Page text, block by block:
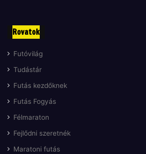
Rovatok
Futóvilág
Tudástár
Futás kezdőknek
Futás Fogyás
Félmaraton
Fejlődni szeretnék
Maratoni futás